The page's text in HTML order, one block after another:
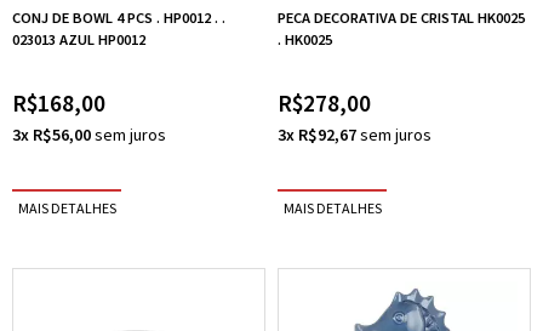
CONJ DE BOWL 4 PCS . HP0012 . .
023013 AZUL HP0012
R$168,00
3x R$56,00
PECA DECORATIVA DE CRISTAL HK0025
. HK0025
R$278,00
3x R$92,67